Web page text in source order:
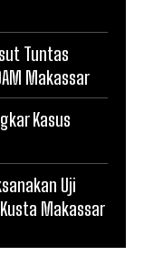
Tuntas
Makassar
Kasus
Uji
Makassar